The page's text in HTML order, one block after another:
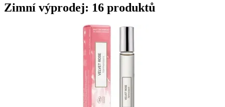
Zimní výprodej: 16 produktů